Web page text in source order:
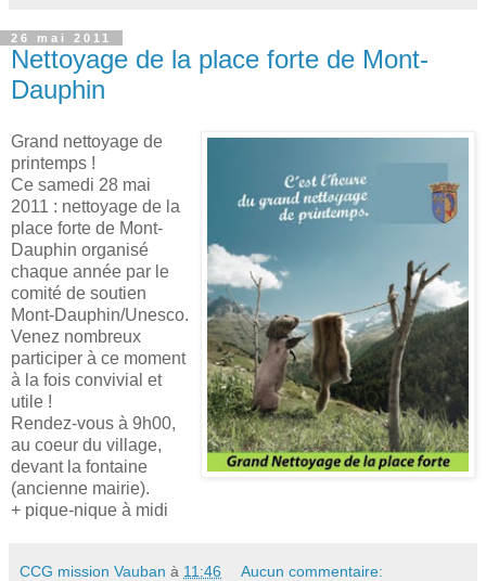
26 mai 2011
Nettoyage de la place forte de Mont-
Dauphin
Grand nettoyage de
printemps !
Ce samedi 28 mai
2011 : nettoyage de la
place forte de Mont-
Dauphin organisé
chaque année par le
comité de soutien
Mont-Dauphin/Unesco.
Venez nombreux
participer à ce moment
à la fois convivial et
utile !
Rendez-vous à 9h00,
au coeur du village,
devant la fontaine
(ancienne mairie).
+ pique-nique à midi
CCG mission Vauban à 11:46 Aucun commentaire: